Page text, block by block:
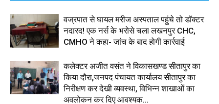
वज्रपात से घायल मरीज अस्पताल पहुंचे तो डॉक्टर
नदारद! एक नर्स के भरोसे चला लखनपुर CHC,
CMHO ने कहा- जांच के बाद होगी कार्रवाई
कलेक्टर अजीत वसंत ने विकासखण्ड सीतापुर का
किया दौरा,जनपद पंचायत कार्यालय सीतापुर का
निरीक्षण कर देखी व्यवस्था, विभिन्न शाखाओं का
अवलोकन कर दिए आवश्यक...